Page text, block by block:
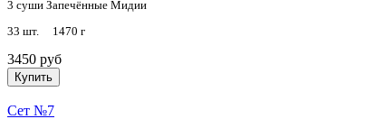
3 суши Запечённые Мидии
33 шт. 1470 г
3450 руб
Купить
Сет №7